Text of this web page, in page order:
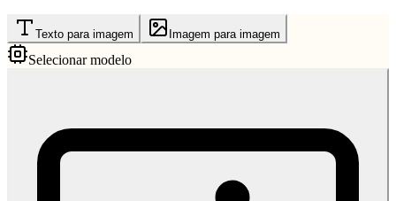
Texto para imagem Imagem para imagem
Selecionar modelo